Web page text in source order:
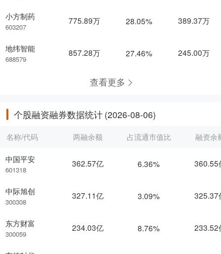
小方制药
603207
地纬智能
688579
775.89万 28.05% 389.37万
857.28万 27.46% 245.00万
查看更多
个股融资融券数据统计 (2026-08-06)
名称/代码
中国平安
601318
中际旭创
300308
东方财富
300059
两融余额 占流通市值比 融资余
362.57亿 6.36% 360.55
327.11亿 3.09% 325.37
234.03亿 8.76% 233.52